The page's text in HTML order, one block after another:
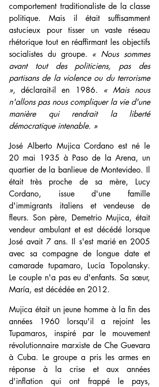
comportement traditionaliste de la classe
politique. Mais il était suffisamment
astucieux pour tisser un vaste réseau
rhétorique tout en réaffirmant les objectifs
socialistes du groupe. « Nous sommes
avant tout des politiciens, pas des
partisans de la violence ou du terrorisme
», déclarait-il en 1986. « Mais nous
n'allons pas nous compliquer la vie d'une
manière qui rendrait la liberté
démocratique intenable. »
José Alberto Mujica Cordano est né le
20 mai 1935 à Paso de la Arena, un
quartier de la banlieue de Montevideo. Il
était très proche de sa mère, Lucy
Cordano, issue d'une famille
d'immigrants italiens et vendeuse de
fleurs. Son père, Demetrio Mujica, était
vendeur ambulant et est décédé lorsque
José avait 7 ans. Il s'est marié en 2005
avec sa compagne de longue date et
camarade tupamaro, Lucía Topolansky.
Le couple n'a pas eu d'enfants. Sa sœur,
María, est décédée en 2012.
Mujica était un jeune homme à la fin des
années 1960 lorsqu'il a rejoint les
Tupamaros, inspiré par le mouvement
révolutionnaire marxiste de Che Guevara
à Cuba. Le groupe a pris les armes en
réponse à la crise et aux années
d'inflation qui ont frappé le pays,